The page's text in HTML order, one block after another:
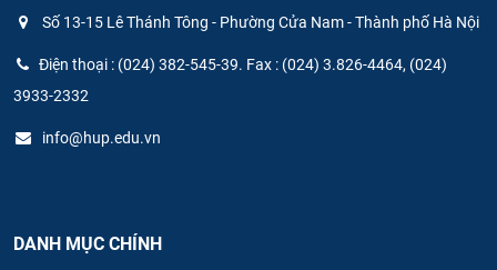
Số 13-15 Lê Thánh Tông - Phường Cửa Nam - Thành phố Hà Nội
Điện thoại : (024) 382-545-39. Fax : (024) 3.826-4464, (024)
3933-2332
info@hup.edu.vn
DANH MỤC CHÍNH